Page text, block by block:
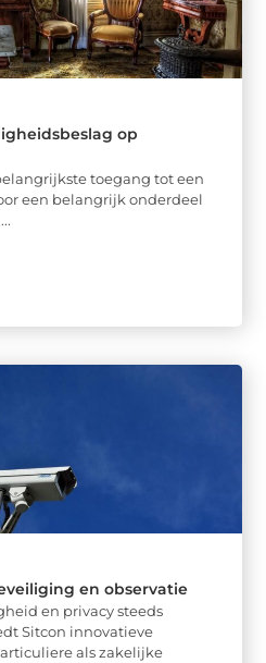
op
toegang tot een
een belangrijk onderdeel
en observatie
en privacy steeds
Sitcon innovatieve
als zakelijke